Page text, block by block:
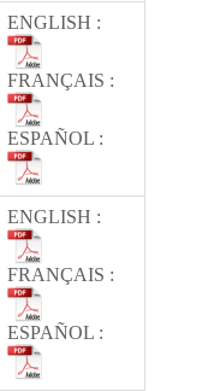
ENGLISH :
FRANÇAIS :
ESPAÑOL :
ENGLISH :
FRANÇAIS :
ESPAÑOL :